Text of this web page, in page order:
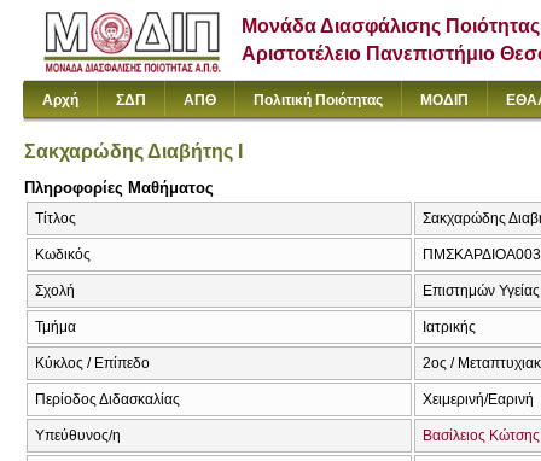
Μονάδα Διασφάλισης Ποιότητας
Αριστοτέλειο Πανεπιστήμιο
Αρχή ΣΔΠ ΑΠΘ Πολιτική Ποιότητας ΜΟΔΙΠ
Σακχαρώδης Διαβήτης Ι
Πληροφορίες Μαθήματος
Τίτλος Σακχαρώδης
Κωδικός ΠΜΣΚΑΡΔΙΟΑ003
Σχολή Επιστημών Υγείας
Τμήμα Ιατρικής
Κύκλος / Επίπεδο 2ος /
Περίοδος Διδασκαλίας Χειμερινή/Εαρινή
Υπεύθυνος/η Βασίλειος Κώτσης